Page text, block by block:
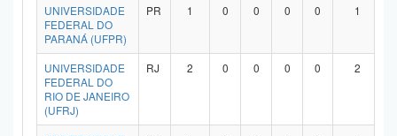
UNIVERSIDADE
FEDERAL DO
PARANÁ (UFPR)
PR 1 0 0 0 0 1
UNIVERSIDADE
FEDERAL DO
RIO DE JANEIRO
(UFRJ)
RJ 2 0 0 0 0 2